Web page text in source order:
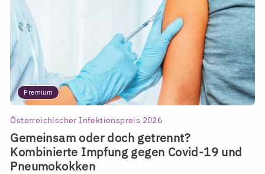
Premium
Österreichischer Infektionspreis 2026
Gemeinsam oder doch getrennt?
Kombinierte Impfung gegen Covid-19 und
Pneumokokken